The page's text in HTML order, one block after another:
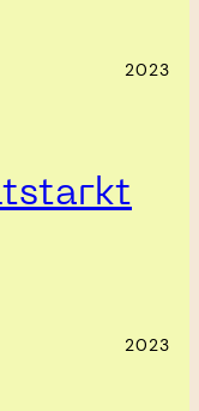
2023
2023